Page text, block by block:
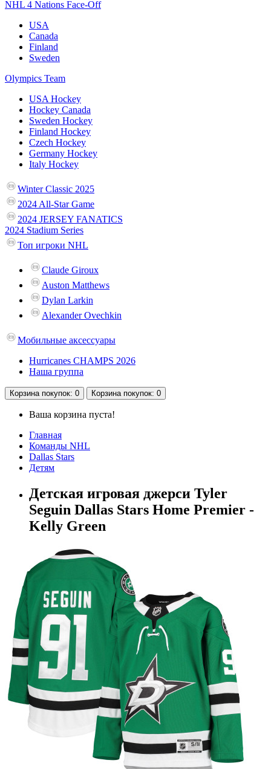
NHL 4 Nations Face-Off
USA
Canada
Finland
Sweden
Olympics Team
USA Hockey
Hockey Canada
Sweden Hockey
Finland Hockey
Czech Hockey
Germany Hockey
Italy Hockey
Winter Classic 2025
2024 All-Star Game
2024 JERSEY FANATICS
2024 Stadium Series
Топ игроки NHL
Claude Giroux
Auston Matthews
Dylan Larkin
Alexander Ovechkin
Мобильные аксессуары
Hurricanes CHAMPS 2026
Наша группа
Корзина покупок: 0 Корзина покупок: 0
Ваша корзина пуста!
Главная
Команды NHL
Dallas Stars
Детям
Детская игровая джерси Tyler
Seguin Dallas Stars Home Premier -
Kelly Green